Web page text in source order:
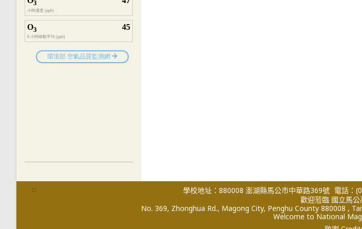
::: 學校地址：880008 澎湖縣馬公市中華路369號 電話：
歡迎蒞臨 國立馬
No. 369, Zhonghua Rd., Magong City, Penghu County 880008 ,
Welcome to National